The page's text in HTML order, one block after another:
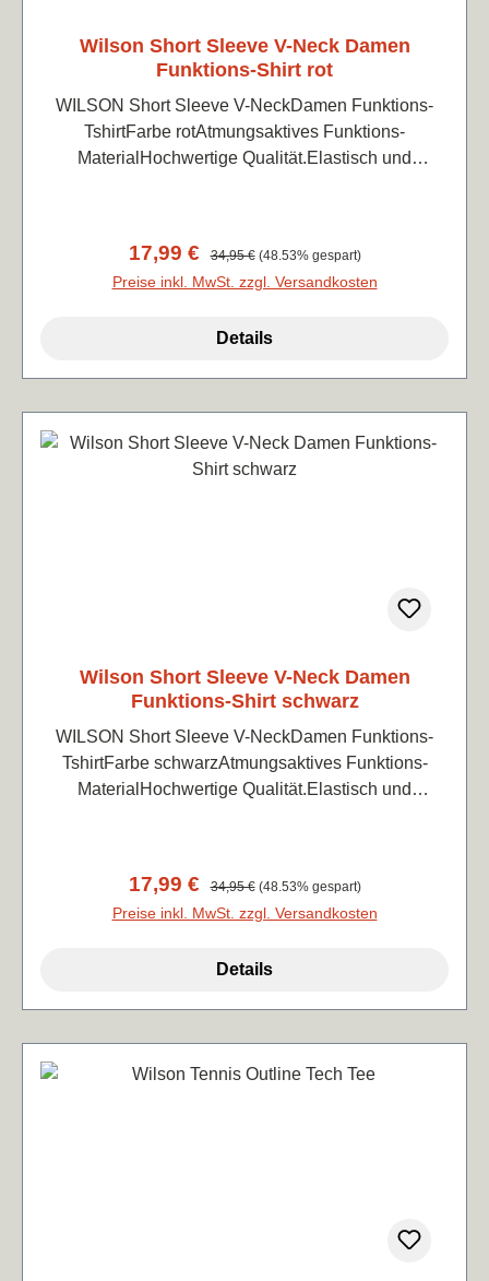
Wilson Short Sleeve V-Neck Damen
Funktions-Shirt rot
WILSON Short Sleeve V-NeckDamen Funktions-
TshirtFarbe rotAtmungsaktives Funktions-
MaterialHochwertige Qualität.Elastisch und
Verkaufspreis:
17,99 € Regulärer Preis:
34,95 € (48.53% gespart)
Preise inkl. MwSt. zzgl. Versandkosten
Details
Wilson Short Sleeve V-Neck Damen
Funktions-Shirt schwarz
WILSON Short Sleeve V-NeckDamen Funktions-
TshirtFarbe schwarzAtmungsaktives Funktions-
MaterialHochwertige Qualität.Elastisch und
Verkaufspreis:
17,99 € Regulärer Preis:
34,95 € (48.53% gespart)
Preise inkl. MwSt. zzgl. Versandkosten
Details